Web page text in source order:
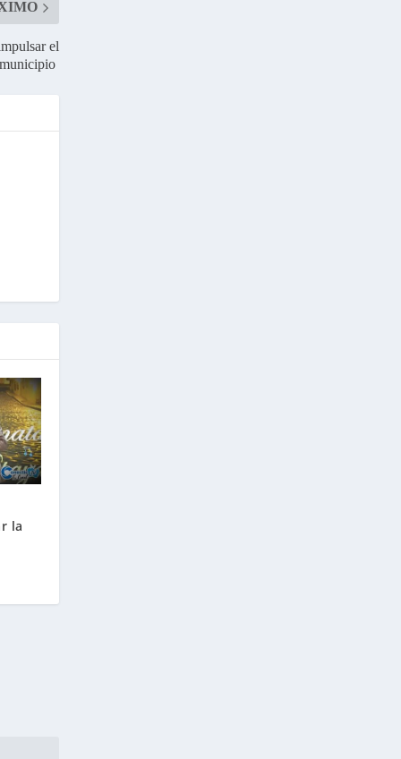
el
la